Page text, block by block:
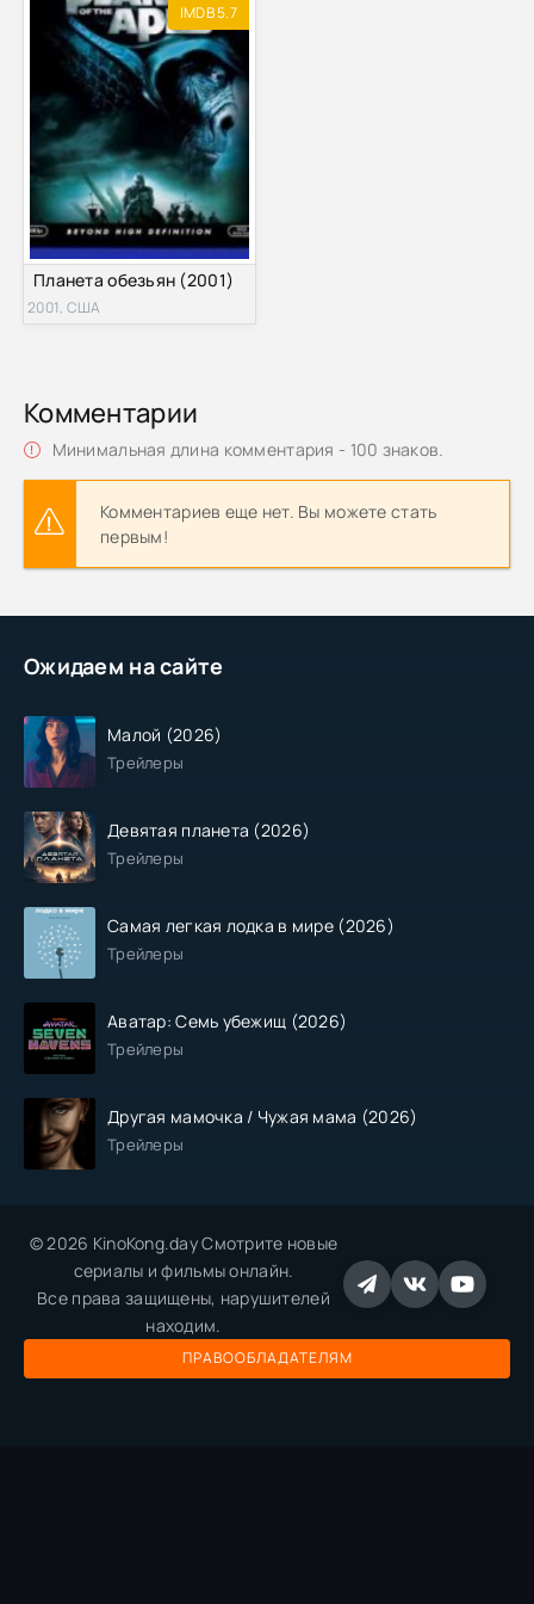
Ожидаем на сайте
Малой (2026)
Трейлеры
Девятая планета (2026)
Трейлеры
Самая легкая лодка в мире (2026)
Трейлеры
Аватар: Семь убежищ (2026)
Трейлеры
Другая мамочка / Чужая мама (2026)
Трейлеры
IMDB 5.7
Планета обезьян (2001)
2001, США
Комментарии
Минимальная длина комментария - 100 знаков.
Комментариев еще нет. Вы можете стать
первым!
© 2026 KinoKong.day Смотрите новые
сериалы и фильмы онлайн.
Все права защищены, нарушителей
находим.
ПРАВООБЛАДАТЕЛЯМ